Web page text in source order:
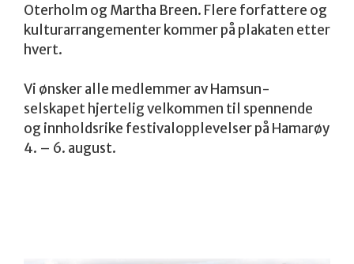
Oterholm og Martha Breen. Flere forfattere og
kulturarrangementer kommer på plakaten etter
hvert.
Vi ønsker alle medlemmer av Hamsun-
selskapet hjertelig velkommen til spennende
og innholdsrike festivalopplevelser på Hamarøy
4. – 6. august.